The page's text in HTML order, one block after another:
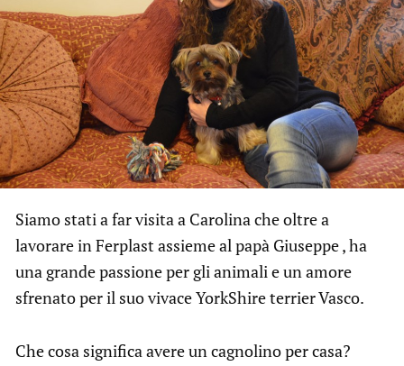
Siamo stati a far visita a Carolina che oltre a
lavorare in Ferplast assieme al papà Giuseppe , ha
una grande passione per gli animali e un amore
sfrenato per il suo vivace YorkShire terrier Vasco.
Che cosa significa avere un cagnolino per casa?